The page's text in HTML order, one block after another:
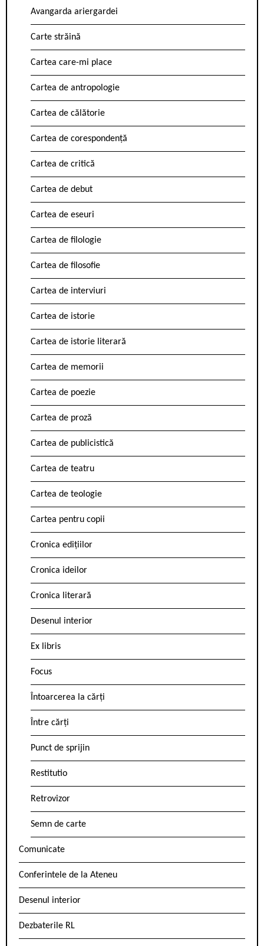
Avangarda ariergardei
Carte străină
Cartea care-mi place
Cartea de antropologie
Cartea de călătorie
Cartea de corespondență
Cartea de critică
Cartea de debut
Cartea de eseuri
Cartea de filologie
Cartea de filosofie
Cartea de interviuri
Cartea de istorie
Cartea de istorie literară
Cartea de memorii
Cartea de poezie
Cartea de proză
Cartea de publicistică
Cartea de teatru
Cartea de teologie
Cartea pentru copii
Cronica edițiilor
Cronica ideilor
Cronica literară
Desenul interior
Ex libris
Focus
Întoarcerea la cărți
Între cărți
Punct de sprijin
Restitutio
Retrovizor
Semn de carte
Comunicate
Conferintele de la Ateneu
Desenul interior
Dezbaterile RL